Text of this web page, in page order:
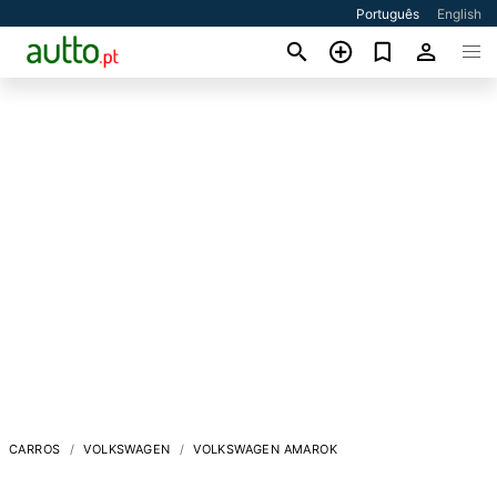
Português English
CARROS VOLKSWAGEN VOLKSWAGEN AMAROK